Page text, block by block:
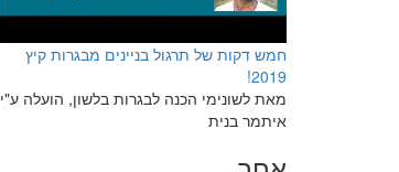
חמש דקות של תרגול בניינים מבגרות קיץ
2019!
מאת לשונימי הכנה לבגרות בלשון, הועלה ע"י
איתמר בנית